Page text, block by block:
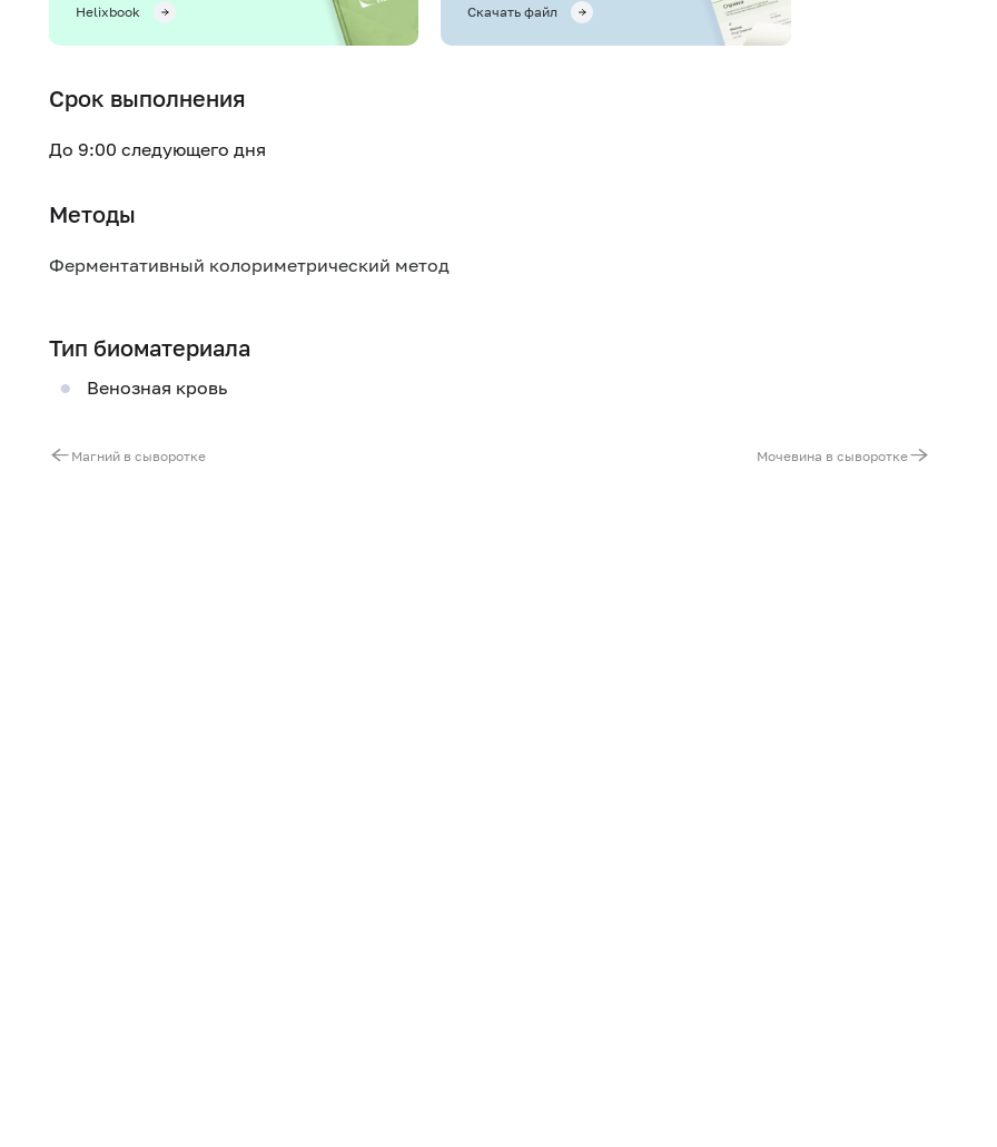
Helixbook Скачать файл
Срок выполнения
До 9:00 следующего дня
Методы
Ферментативный колориметрический метод
Тип биоматериала
Венозная кровь
Магний в сыворотке Мочевина в сыворотке